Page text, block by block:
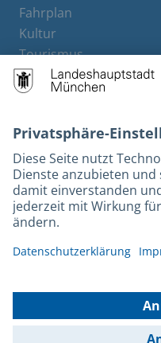
Fahrplan
Kultur
Tourismus
M-Strom
Bürgerservice
Rechtliches und Kontakt
Barrierefreiheit
Leichte Sprache
Gebärdensprache
Kontakt